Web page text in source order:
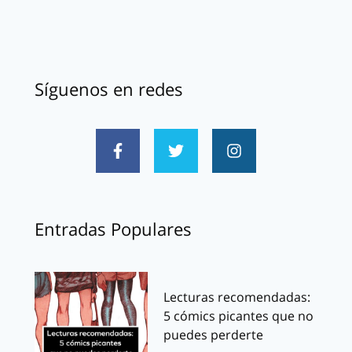
Síguenos en redes
Entradas Populares
Lecturas recomendadas:
5 cómics picantes que no
puedes perderte